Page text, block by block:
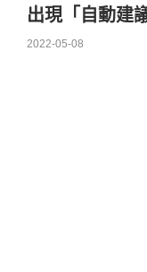
出現「自動建
2022-05-08